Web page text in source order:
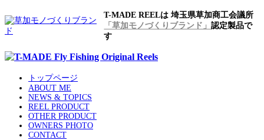
T-MADE REELは 埼玉県草加商工会議所
「草加モノづくりブランド」認定製品で
す
トップページ
ABOUT ME
NEWS & TOPICS
REEL PRODUCT
OTHER PRODUCT
OWNERS PHOTO
CONTACT